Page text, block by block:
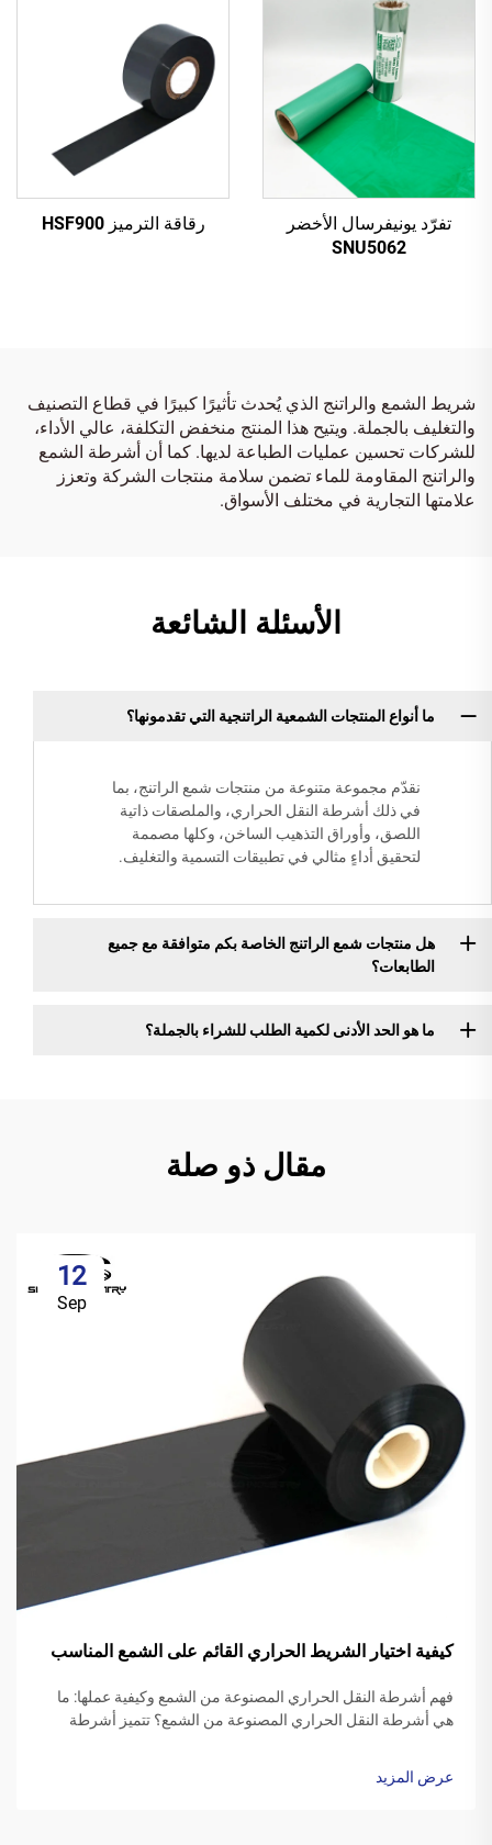
تفرّد يونيفرسال الأخضر
SNU5062
رقاقة الترميز HSF900
شريط الشمع والراتنج الذي يُحدث تأثيرًا كبيرًا في قطاع التصنيف
والتغليف بالجملة. ويتيح هذا المنتج منخفض التكلفة، عالي الأداء،
للشركات تحسين عمليات الطباعة لديها. كما أن أشرطة الشمع
والراتنج المقاومة للماء تضمن سلامة منتجات الشركة وتعزز
علامتها التجارية في مختلف الأسواق.
الأسئلة الشائعة
ما أنواع المنتجات الشمعية الراتنجية التي تقدمونها؟
نقدّم مجموعة متنوعة من منتجات شمع الراتنج، بما
في ذلك أشرطة النقل الحراري، والملصقات ذاتية
اللصق، وأوراق التذهيب الساخن، وكلها مصممة
لتحقيق أداءٍ مثالي في تطبيقات التسمية والتغليف.
هل منتجات شمع الراتنج الخاصة بكم متوافقة مع جميع
الطابعات؟
ما هو الحد الأدنى لكمية الطلب للشراء بالجملة؟
مقال ذو صلة
12
Sep
كيفية اختيار الشريط الحراري القائم على الشمع المناسب
فهم أشرطة النقل الحراري المصنوعة من الشمع وكيفية عملها: ما
هي أشرطة النقل الحراري المصنوعة من الشمع؟ تتميز أشرطة
عرض المزيد